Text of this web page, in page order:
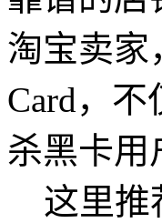
淘宝卖家
Card，
杀黑卡用
这里推